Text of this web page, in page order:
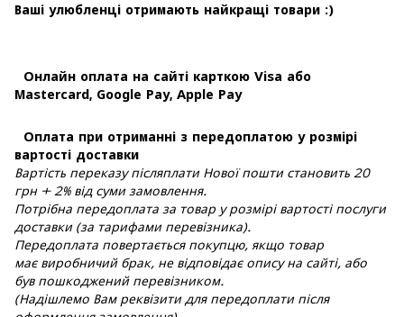
Ваші улюбленці отримають найкращі товари :)
Онлайн оплата на сайті карткою Visa або
Mastercard, Google Pay, Apple Pay
Оплата при отриманні з передоплатою у розмірі
вартості доставки
Вартість переказу післяплати Нової пошти становить 20
грн + 2% від суми замовлення.
Потрібна передоплата за товар у розмірі вартості послуги
доставки (за тарифами перевізника).
Передоплата повертається покупцю, якщо товар
має виробничий брак, не відповідає опису на сайті, або
був пошкоджений перевізником.
(Надішлемо Вам реквізити для передоплати після